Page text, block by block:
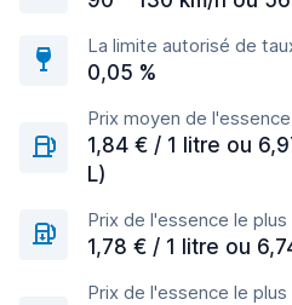
La limite autorisé de
0,05 %
Prix moyen de l'essence
1,84 € / 1 litre ou
L)
Prix de l'essence le plus
1,78 € / 1 litre ou
Prix de l'essence le plus